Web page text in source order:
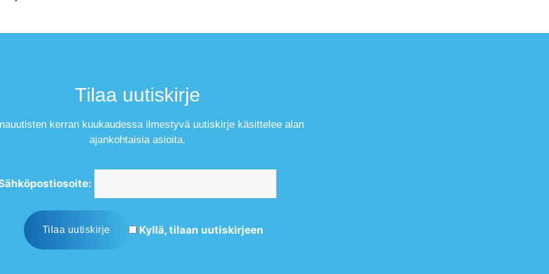
Tilaa uutiskirje
kerran kuukaudessa ilmestyvä uutiskirje käsittelee alan
ajankohtaisia asioita.
Kyllä, tilaan uutiskirjeen